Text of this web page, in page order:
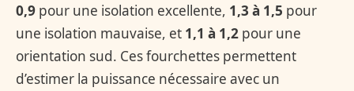
0,9 pour une isolation excellente, 1,3 à 1,5 pour
une isolation mauvaise, et 1,1 à 1,2 pour une
orientation sud. Ces fourchettes permettent
d’estimer la puissance nécessaire avec un